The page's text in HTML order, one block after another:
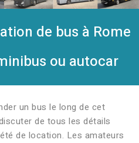
de bus à Rome
ou autocar
un bus le long de cet
de tous les détails
de location. Les amateurs